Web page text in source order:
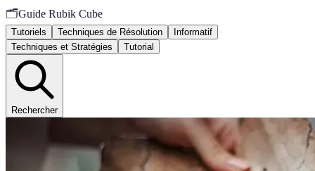
🗂️Guide Rubik Cube
Tutoriels Techniques de Résolution
Informatif
Techniques et Stratégies
Tutorial
Rechercher